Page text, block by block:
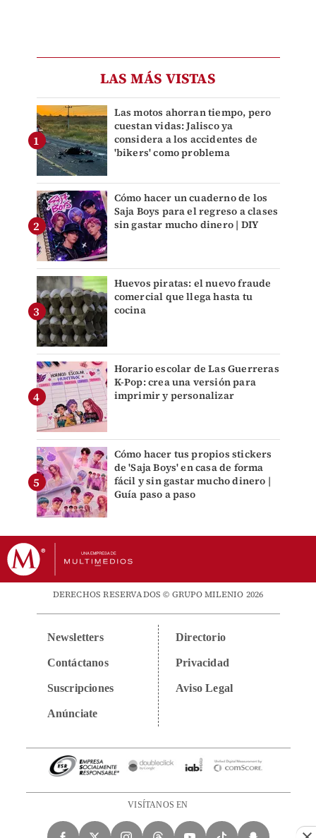
LAS MÁS VISTAS
Las motos ahorran tiempo, pero
cuestan vidas: Jalisco ya
considera a los accidentes de
'bikers' como problema
Cómo hacer un cuaderno de los
Saja Boys para el regreso a clases
sin gastar mucho dinero | DIY
Huevos piratas: el nuevo fraude
comercial que llega hasta tu
cocina
Horario escolar de Las Guerreras
K-Pop: crea una versión para
imprimir y personalizar
Cómo hacer tus propios stickers
de 'Saja Boys' en casa de forma
fácil y sin gastar mucho dinero |
Guía paso a paso
DERECHOS RESERVADOS © GRUPO MILENIO 2026
Newsletters
Contáctanos
Suscripciones
Anúnciate
Directorio
Privacidad
Aviso Legal
VISÍTANOS EN